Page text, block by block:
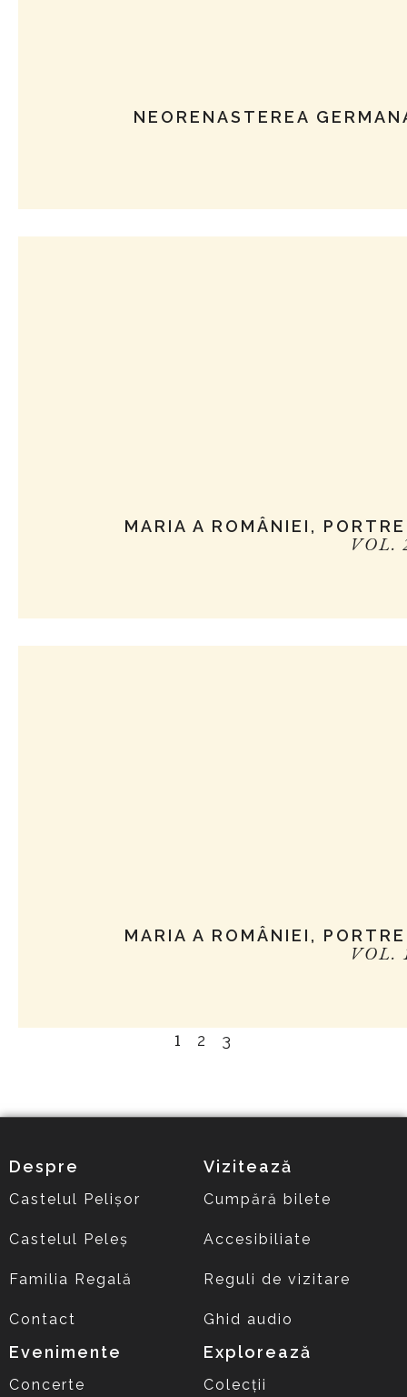
NEORENASTEREA
MARIA A ROMÂNIEI,
VOL.
MARIA A ROMÂNIEI,
VOL.
1 2 3
Despre
Castelul Pelișor
Castelul Peleș
Familia Regală
Contact
Vizitează
Cumpără bilete
Accesibiliate
Reguli de vizitare
Ghid audio
Evenimente
Concerte
Explorează
Colecții